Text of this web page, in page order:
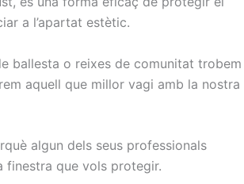
a l’apartat estètic.
ballesta o reixes de comunitat trobem
aquell que millor vagi amb la nostra
algun dels seus professionals
finestra que vols protegir.